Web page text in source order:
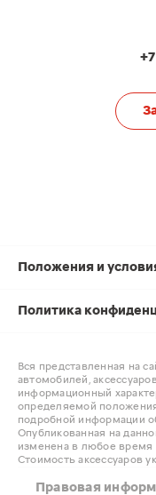
Положения и
Политика
Вся представленная на
автомобилей,
информационный
определяемой
подробной информации
Опубликованная на
изменена в любое время
Стоимость аксессуаров
Правовая